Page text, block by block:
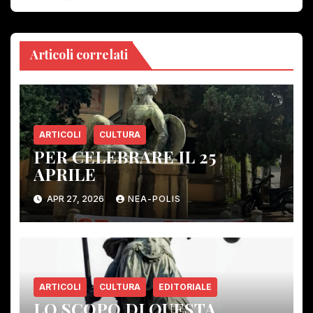
Articoli correlati
ARTICOLI CULTURA
PER CELEBRARE IL 25
APRILE
APR 27, 2026 NEA-POLIS
ARTICOLI CULTURA EDITORIALE